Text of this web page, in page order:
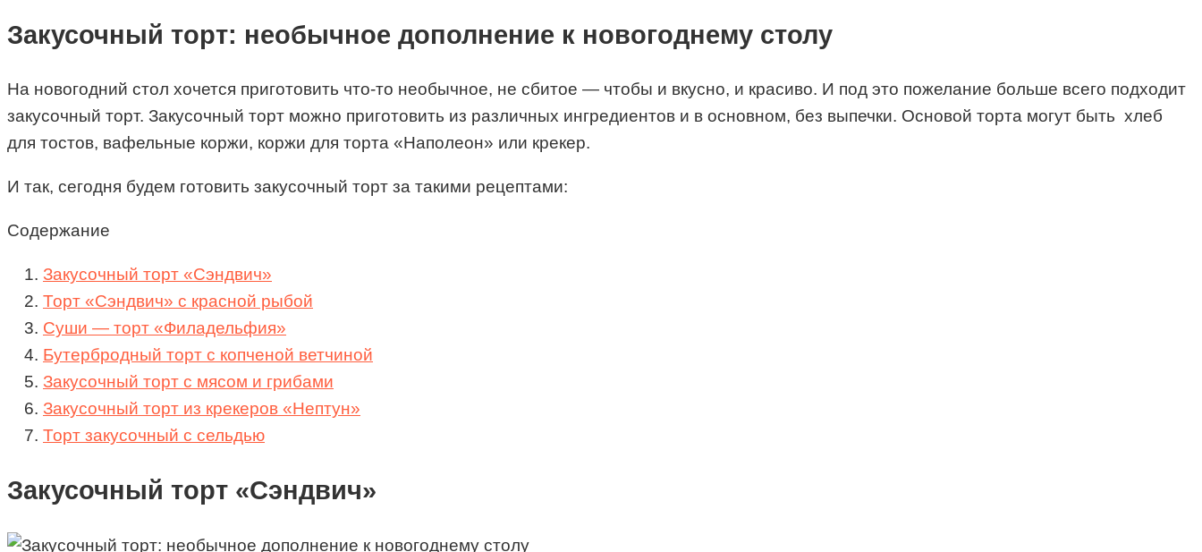
Закусочный торт: необычное дополнение к новогоднему столу
На новогодний стол хочется приготовить что-то необычное, не сбитое — чтобы и вкусно, и красиво. И под это пожелание больше всего подходит
закусочный торт. Закусочный торт можно приготовить из различных ингредиентов и в основном, без выпечки. Основой торта могут быть хлеб
для тостов, вафельные коржи, коржи для торта «Наполеон» или крекер.
И так, сегодня будем готовить закусочный торт за такими рецептами:
Содержание
Закусочный торт «Сэндвич»
Торт «Сэндвич» с красной рыбой
Суши — торт «Филадельфия»
Бутербродный торт с копченой ветчиной
Закусочный торт с мясом и грибами
Закусочный торт из крекеров «Нептун»
Торт закусочный с сельдью
Закусочный торт «Сэндвич»